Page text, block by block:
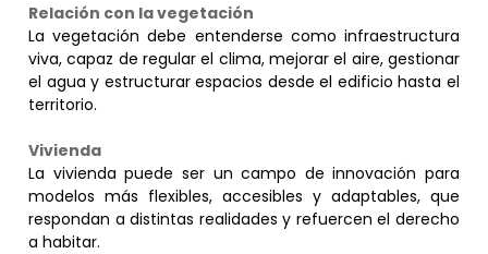
Relación con la vegetación
La vegetación debe entenderse como infraestructura
viva, capaz de regular el clima, mejorar el aire, gestionar
el agua y estructurar espacios desde el edificio hasta el
territorio.
Vivienda
La vivienda puede ser un campo de innovación para
modelos más flexibles, accesibles y adaptables, que
respondan a distintas realidades y refuercen el derecho
a habitar.